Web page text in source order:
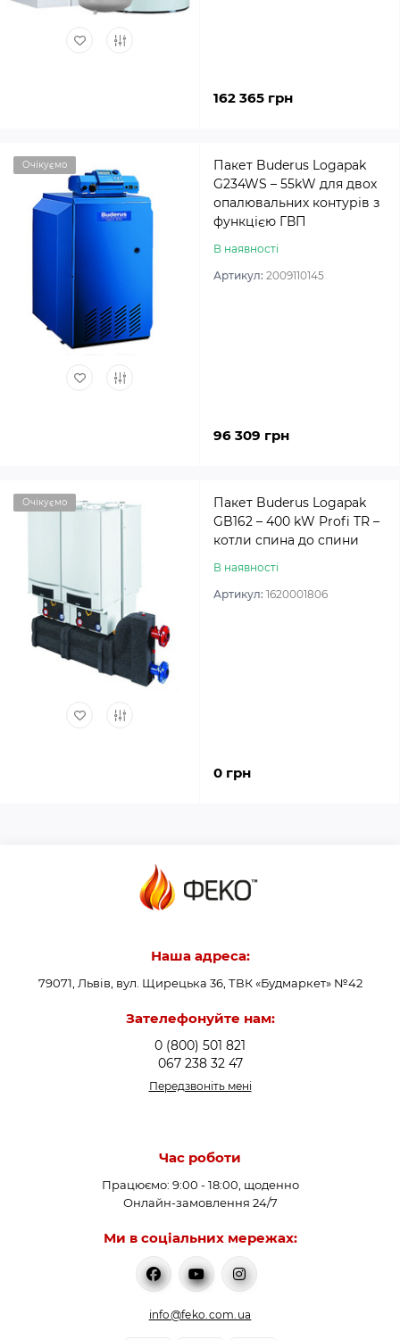
162 365 грн
Очікуємо
Пакет Buderus Logapak
G234WS – 55kW для двох
опалювальних контурів з
функцією ГВП
В наявності
Артикул: 2009110145
96 309 грн
Очікуємо
Пакет Buderus Logapak
GB162 – 400 kW Profi TR –
котли спина до спини
В наявності
Артикул: 1620001806
0 грн
Наша адреса:
79071, Львів, вул. Щирецька 36, ТВК «Будмаркет» №42
Зателефонуйте нам:
0 (800) 501 821
067 238 32 47
Передзвоніть мені
Час роботи
Працюємо: 9:00 - 18:00, щоденно
Онлайн-замовлення 24/7
Ми в соціальних мережах:
info@feko.com.ua